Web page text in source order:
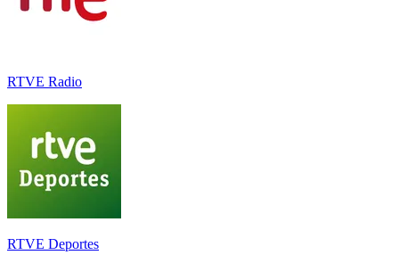
RTVE Radio
RTVE Deportes